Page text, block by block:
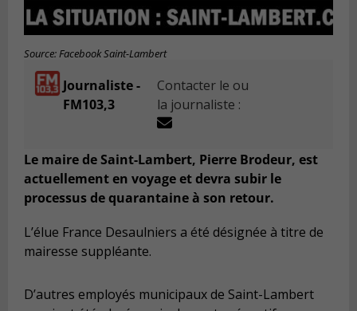
Source: Facebook Saint-Lambert
Journaliste -
FM103,3
Contacter le ou
la journaliste :
Le maire de Saint-Lambert, Pierre Brodeur, est
actuellement en voyage et devra subir le
processus de quarantaine à son retour.
L’élue France Desaulniers a été désignée à titre de
mairesse suppléante.
D’autres employés municipaux de Saint-Lambert